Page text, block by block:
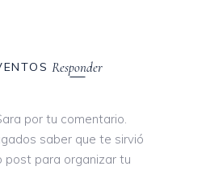
Responder
por tu comentario.
saber que te sirvió
post para organizar tu